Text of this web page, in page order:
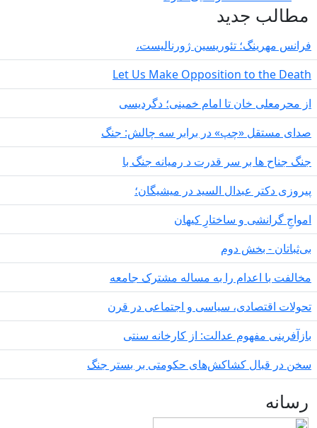
تئوریسین ژورنالیست،
Let Us Make Opposition
تا امام خمینی؛ دگردیسی
در برابر سه چالش: جنگ
سر قدرت د رمیانە جنگ با
السید در میشیگان؛
ساختارِ کیهان
دوم
را به مساله مشترک جامعه
سیاسی و اجتماعی در قرن
عدالت: از کارخانه سنتی
حکومتی بر بستر جنگ